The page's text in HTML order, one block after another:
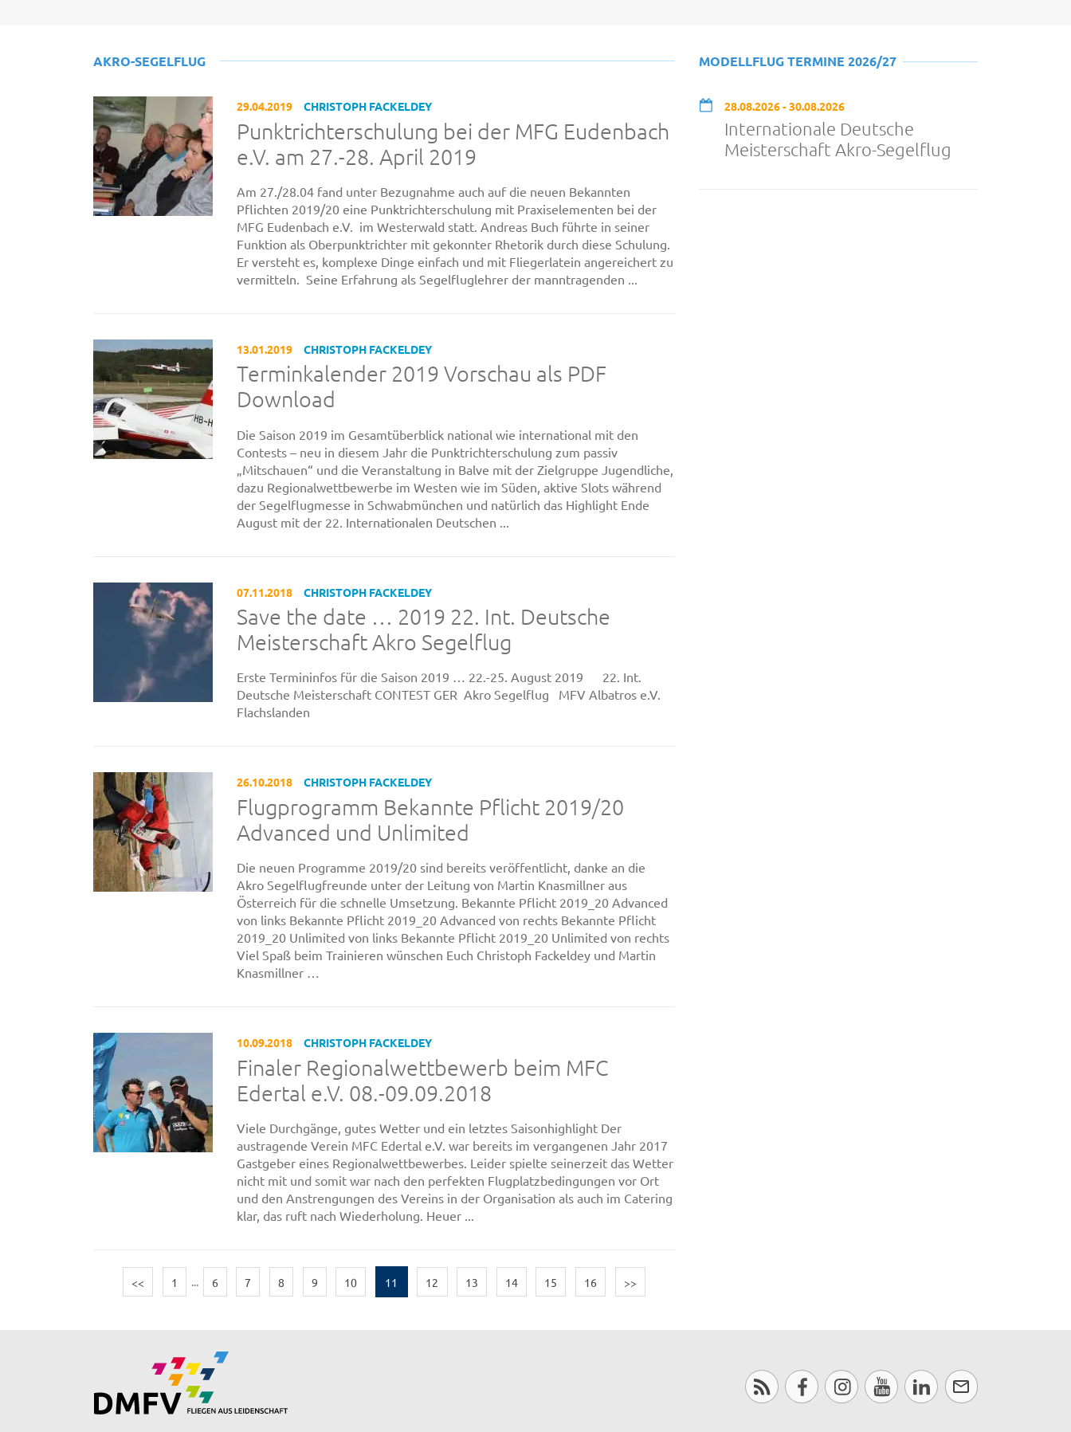
AKRO-SEGELFLUG
29.04.2019 CHRISTOPH FACKELDEY
Punktrichterschulung bei der MFG Eudenbach
e.V. am 27.-28. April 2019
Am 27./28.04 fand unter Bezugnahme auch auf die neuen Bekannten
Pflichten 2019/20 eine Punktrichterschulung mit Praxiselementen bei der
MFG Eudenbach e.V. im Westerwald statt. Andreas Buch führte in seiner
Funktion als Oberpunktrichter mit gekonnter Rhetorik durch diese Schulung.
Er versteht es, komplexe Dinge einfach und mit Fliegerlatein angereichert zu
vermitteln. Seine Erfahrung als Segelfluglehrer der manntragenden ...
13.01.2019 CHRISTOPH FACKELDEY
Terminkalender 2019 Vorschau als PDF
Download
Die Saison 2019 im Gesamtüberblick national wie international mit den
Contests – neu in diesem Jahr die Punktrichterschulung zum passiv
„Mitschauen“ und die Veranstaltung in Balve mit der Zielgruppe Jugendliche,
dazu Regionalwettbewerbe im Westen wie im Süden, aktive Slots während
der Segelflugmesse in Schwabmünchen und natürlich das Highlight Ende
August mit der 22. Internationalen Deutschen ...
07.11.2018 CHRISTOPH FACKELDEY
Save the date … 2019 22. Int. Deutsche
Meisterschaft Akro Segelflug
Erste Termininfos für die Saison 2019 … 22.-25. August 2019 22. Int.
Deutsche Meisterschaft CONTEST GER Akro Segelflug MFV Albatros e.V.
Flachslanden
26.10.2018 CHRISTOPH FACKELDEY
Flugprogramm Bekannte Pflicht 2019/20
Advanced und Unlimited
Die neuen Programme 2019/20 sind bereits veröffentlicht, danke an die
Akro Segelflugfreunde unter der Leitung von Martin Knasmillner aus
Österreich für die schnelle Umsetzung. Bekannte Pflicht 2019_20 Advanced
von links Bekannte Pflicht 2019_20 Advanced von rechts Bekannte Pflicht
2019_20 Unlimited von links Bekannte Pflicht 2019_20 Unlimited von rechts
Viel Spaß beim Trainieren wünschen Euch Christoph Fackeldey und Martin
Knasmillner …
10.09.2018 CHRISTOPH FACKELDEY
Finaler Regionalwettbewerb beim MFC
Edertal e.V. 08.-09.09.2018
Viele Durchgänge, gutes Wetter und ein letztes Saisonhighlight Der
austragende Verein MFC Edertal e.V. war bereits im vergangenen Jahr 2017
Gastgeber eines Regionalwettbewerbes. Leider spielte seinerzeit das Wetter
nicht mit und somit war nach den perfekten Flugplatzbedingungen vor Ort
und den Anstrengungen des Vereins in der Organisation als auch im Catering
klar, das ruft nach Wiederholung. Heuer ...
<< 1 ... 6 7 8 9 10 11 12 13 14 15 16 >>
MODELLFLUG TERMINE 2026/27
28.08.2026 - 30.08.2026
Internationale Deutsche
Meisterschaft Akro-Segelflug